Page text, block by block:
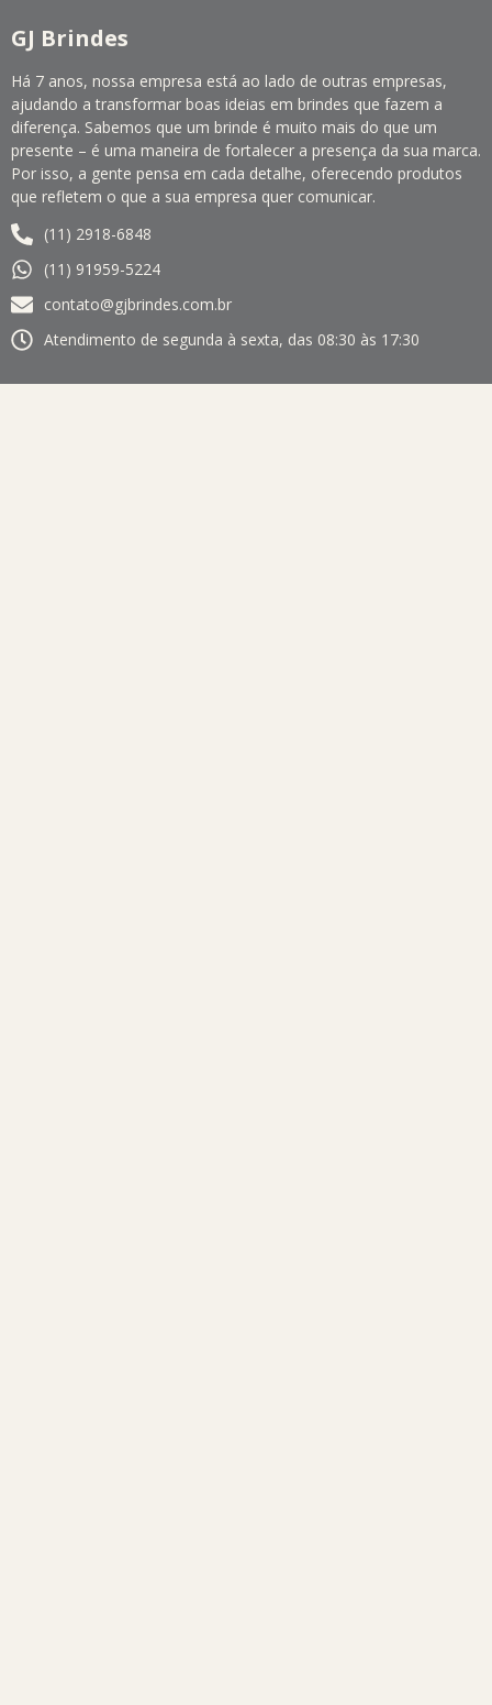
GJ Brindes
Há 7 anos, nossa empresa está ao lado de outras empresas,
ajudando a transformar boas ideias em brindes que fazem a
diferença. Sabemos que um brinde é muito mais do que um
presente – é uma maneira de fortalecer a presença da sua marca.
Por isso, a gente pensa em cada detalhe, oferecendo produtos
que refletem o que a sua empresa quer comunicar.
(11) 2918-6848
(11) 91959-5224
contato@gjbrindes.com.br
Atendimento de segunda à sexta, das 08:30 às 17:30